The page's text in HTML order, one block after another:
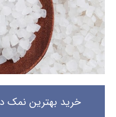
خرید بهترین نمک